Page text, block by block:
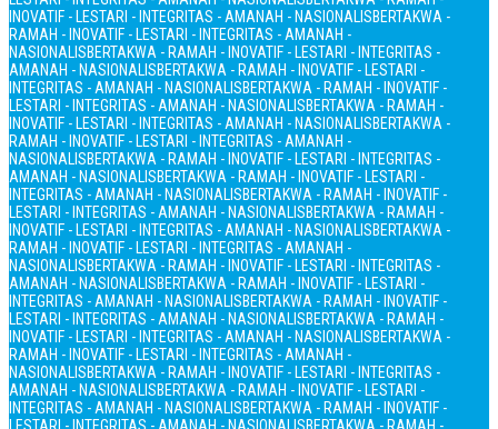
INOVATIF - LESTARI - INTEGRITAS - AMANAH - NASIONALISBERTAKWA -
RAMAH - INOVATIF - LESTARI - INTEGRITAS - AMANAH -
NASIONALISBERTAKWA - RAMAH - INOVATIF - LESTARI - INTEGRITAS -
AMANAH - NASIONALISBERTAKWA - RAMAH - INOVATIF - LESTARI -
INTEGRITAS - AMANAH - NASIONALISBERTAKWA - RAMAH - INOVATIF -
LESTARI - INTEGRITAS - AMANAH - NASIONALISBERTAKWA - RAMAH -
INOVATIF - LESTARI - INTEGRITAS - AMANAH - NASIONALISBERTAKWA -
RAMAH - INOVATIF - LESTARI - INTEGRITAS - AMANAH -
NASIONALISBERTAKWA - RAMAH - INOVATIF - LESTARI - INTEGRITAS -
AMANAH - NASIONALISBERTAKWA - RAMAH - INOVATIF - LESTARI -
INTEGRITAS - AMANAH - NASIONALISBERTAKWA - RAMAH - INOVATIF -
LESTARI - INTEGRITAS - AMANAH - NASIONALISBERTAKWA - RAMAH -
INOVATIF - LESTARI - INTEGRITAS - AMANAH - NASIONALISBERTAKWA -
RAMAH - INOVATIF - LESTARI - INTEGRITAS - AMANAH -
NASIONALISBERTAKWA - RAMAH - INOVATIF - LESTARI - INTEGRITAS -
AMANAH - NASIONALISBERTAKWA - RAMAH - INOVATIF - LESTARI -
INTEGRITAS - AMANAH - NASIONALISBERTAKWA - RAMAH - INOVATIF -
LESTARI - INTEGRITAS - AMANAH - NASIONALISBERTAKWA - RAMAH -
INOVATIF - LESTARI - INTEGRITAS - AMANAH - NASIONALISBERTAKWA -
RAMAH - INOVATIF - LESTARI - INTEGRITAS - AMANAH -
NASIONALISBERTAKWA - RAMAH - INOVATIF - LESTARI - INTEGRITAS -
AMANAH - NASIONALISBERTAKWA - RAMAH - INOVATIF - LESTARI -
INTEGRITAS - AMANAH - NASIONALISBERTAKWA - RAMAH - INOVATIF -